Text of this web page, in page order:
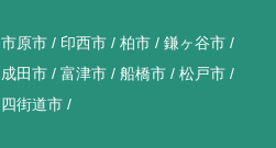
市原市 印西市 柏市
鎌ヶ谷市
成田市 富津市 船橋市
松戸市
四街道市